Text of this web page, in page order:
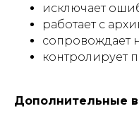
исключает
работает с
сопровождает
контролирует
Дополнительные